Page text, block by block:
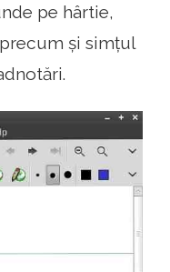
pe hârtie,
și simțul